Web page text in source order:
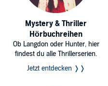
Mystery & Thriller
Hörbuchreihen
Ob Langdon oder Hunter, hier
findest du alle Thrillerserien.
Jetzt entdecken ❭❭